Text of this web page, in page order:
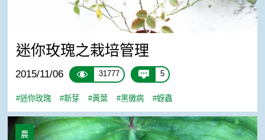
迷你玫瑰之栽培管理
2015/11/06 31777 5
#迷你玫瑰 #新芽 #黃葉 #黑黴病 #蚜蟲
觀葉植物-葉子不綠有點微黃
農